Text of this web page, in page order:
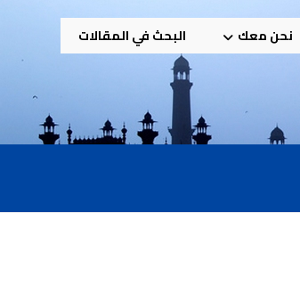
نحن معك البحث في المقالات